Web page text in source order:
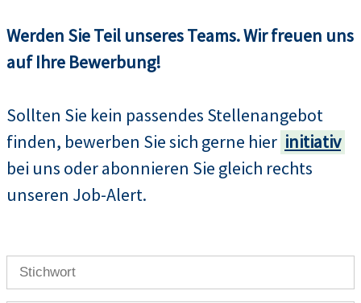
Werden Sie Teil unseres Teams. Wir freuen uns
auf Ihre Bewerbung!
Sollten Sie kein passendes Stellenangebot
finden, bewerben Sie sich gerne hier initiativ
bei uns oder abonnieren Sie gleich rechts
unseren Job-Alert.